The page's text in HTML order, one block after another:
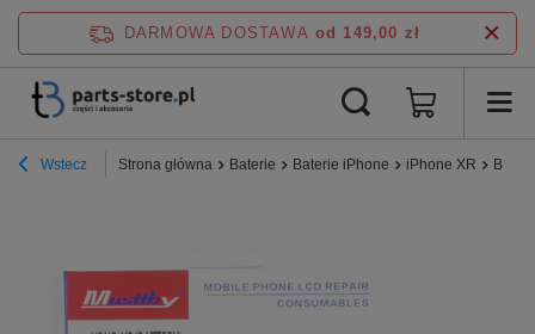
DARMOWA DOSTAWA od 149,00 zł
Wstecz Strona główna Baterie Baterie iPhone iPhone XR